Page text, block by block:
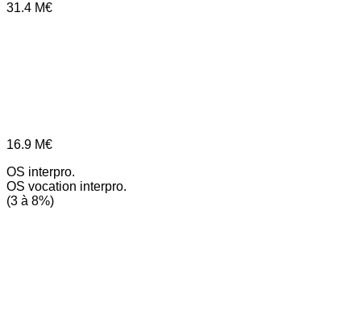
31.4 M€
16.9 M€
OS interpro.
OS vocation interpro.
(3 à 8%)